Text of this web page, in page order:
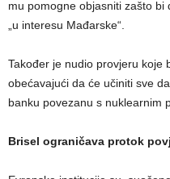
mu pomogne objasniti zašto bi
„u interesu Mađarske“.
Također je nudio provjeru koje
obećavajući da će učiniti sve
banku povezanu s nuklearnim
Brisel ograničava protok